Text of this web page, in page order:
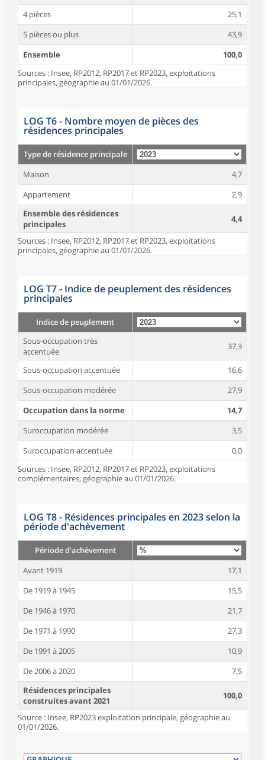
4 pièces
25,1
5 pièces ou plus
43,9
Ensemble
100,0
Sources : Insee, RP2012, RP2017 et RP2023, exploitations
principales, géographie au 01/01/2026.
LOG T6 - Nombre moyen de pièces des
résidences principales
Type de résidence principale
Maison
4,7
Appartement
2,9
Ensemble des résidences
principales
4,4
Sources : Insee, RP2012, RP2017 et RP2023, exploitations
principales, géographie au 01/01/2026.
LOG T7 - Indice de peuplement des résidences
principales
Indice de peuplement
Sous-occupation très
accentuée
37,3
Sous-occupation accentuée
16,6
Sous-occupation modérée
27,9
Occupation dans la norme
14,7
Suroccupation modérée
3,5
Suroccupation accentuée
0,0
Sources : Insee, RP2012, RP2017 et RP2023, exploitations
complémentaires, géographie au 01/01/2026.
LOG T8 - Résidences principales en 2023 selon la
période d'achèvement
Période d'achèvement
Avant 1919
17,1
De 1919 à 1945
15,5
De 1946 à 1970
21,7
De 1971 à 1990
27,3
De 1991 à 2005
10,9
De 2006 à 2020
7,5
Résidences principales
construites avant 2021
100,0
Source : Insee, RP2023 exploitation principale, géographie au
01/01/2026.